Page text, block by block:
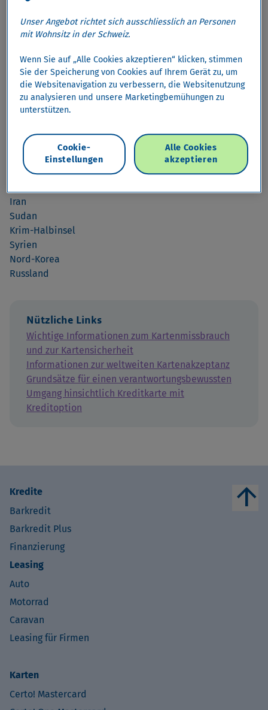
Kartenakzeptanz
Informationen zur weltweiten Kartenakzeptanz
Weltweite Kartenakzeptanz mit Cembra
Von Sanktionen und Embargos betroffene Länder.
Embargos bestehen, sind keine Kreditkarten-
Transaktionen möglich.
Iran
Sudan
Krim-Halbinsel
Syrien
Nord-Korea
Russland
Nützliche Links
Wichtige Informationen zum Kartenmissbrauch
und zur Kartensicherheit
Informationen zur weltweiten Kartenakzeptanz
Grundsätze für einen verantwortungsbewussten
Umgang hinsichtlich Kreditkarte mit
Kreditoption
Kredite
Barkredit
Barkredit Plus
Finanzierung
Leasing
Auto
Motorrad
Caravan
Leasing für Firmen
Karten
Certo! Mastercard
arrow_upward
Unser Angebot richtet sich ausschliesslich an Personen
mit Wohnsitz in der Schweiz.
Wenn Sie auf „Alle Cookies akzeptieren“ klicken, stimmen
Sie der Speicherung von Cookies auf Ihrem Gerät zu, um
die Websitenavigation zu verbessern, die Websitenutzung
zu analysieren und unsere Marketingbemühungen zu
unterstützen.
Alle Cookies
akzeptieren
Cookie-
Einstellungen